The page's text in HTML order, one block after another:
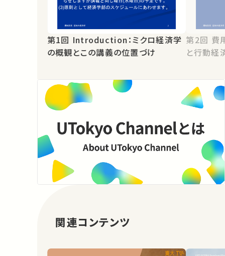
第1回 Introduction：ミクロ経済学
の概観とこの講義の位置づけ
第2回 費用便益分析・規制影響評価
と行動経
関連コンテンツ